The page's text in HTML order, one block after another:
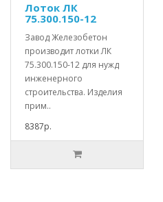
Лоток ЛК
75.300.150-12
Завод Железобетон
производит лотки ЛК
75.300.150-12 для нужд
инженерного
строительства. Изделия
прим..
8387р.